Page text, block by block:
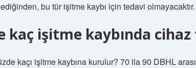
bu tür işitme kaybı için tedavi olmayacaktır.
kaç işitme kaybında cihaz
kaçı işitme kaybına kurulur? 70 ila 90 DBHL